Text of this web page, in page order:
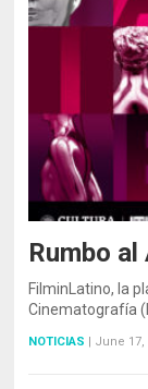
Rumbo
FilminLatino, la
Cinematografía
NOTICIAS | June 17,